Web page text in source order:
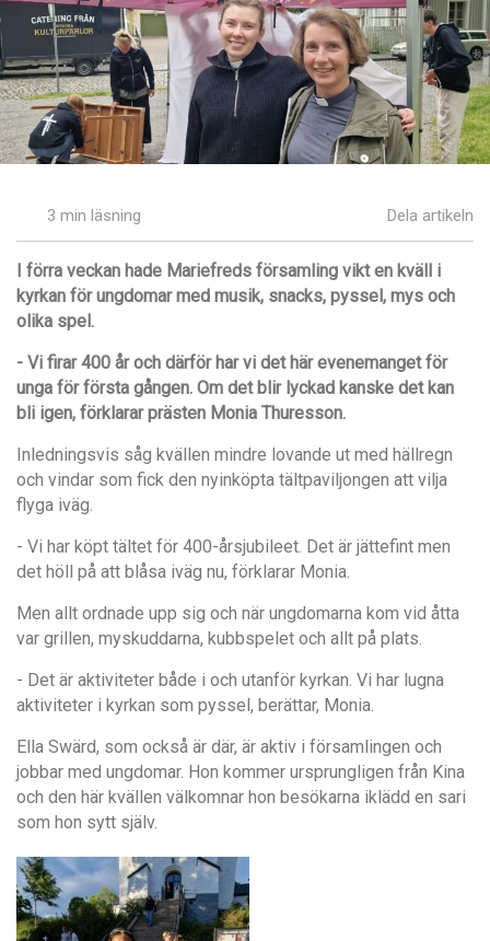
3 min läsning Dela artikeln
I förra veckan hade Mariefreds församling vikt en kväll i
kyrkan för ungdomar med musik, snacks, pyssel, mys och
olika spel.
- Vi firar 400 år och därför har vi det här evenemanget för
unga för första gången. Om det blir lyckad kanske det kan
bli igen, förklarar prästen Monia Thuresson.
Inledningsvis såg kvällen mindre lovande ut med hällregn
och vindar som fick den nyinköpta tältpaviljongen att vilja
flyga iväg.
- Vi har köpt tältet för 400-årsjubileet. Det är jättefint men
det höll på att blåsa iväg nu, förklarar Monia.
Men allt ordnade upp sig och när ungdomarna kom vid åtta
var grillen, myskuddarna, kubbspelet och allt på plats.
- Det är aktiviteter både i och utanför kyrkan. Vi har lugna
aktiviteter i kyrkan som pyssel, berättar, Monia.
Ella Swärd, som också är där, är aktiv i församlingen och
jobbar med ungdomar. Hon kommer ursprungligen från Kina
och den här kvällen välkomnar hon besökarna iklädd en sari
som hon sytt själv.